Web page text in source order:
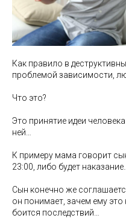
Как правило в
проблемой зависимости,
Что это?
Это принятие идеи
ней…
К примеру мама говорит
23:00, либо будет наказание…
Сын конечно же
он понимает, зачем ему это
боится последствий…